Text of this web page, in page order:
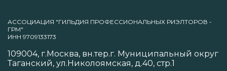
АССОЦИАЦИЯ "ГИЛЬДИЯ ПРОФЕССИОНАЛЬНЫХ РИЭЛТОРОВ -
ГРМ"
ИНН 9709133173
109004, г.Москва, вн.тер.г. Муниципальный округ
Таганский, ул.Николоямская, д.40, стр.1